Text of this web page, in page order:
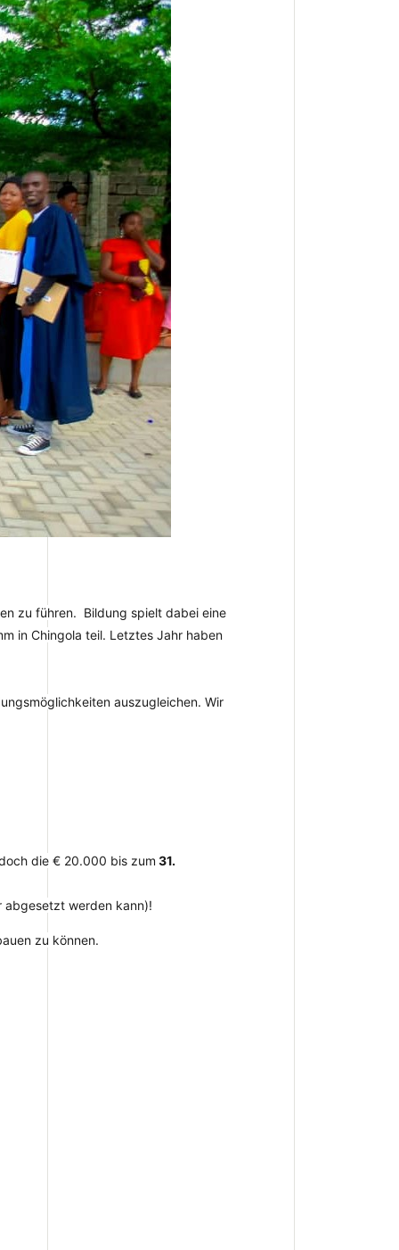
zu führen.
HashtagBi
Bildung spielt dabei eine
in Chingola teil. Letztes Jahr haben
auszugleichen. Wir
die € 20.000 bis zum 31.
abgesetzt werden kann)!
zu können.